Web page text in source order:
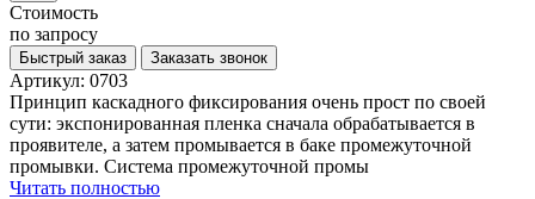
Стоимость
по запросу
Быстрый заказ Заказать звонок
Артикул: 0703
Принцип каскадного фиксирования очень прост по своей
сути: экспонированная пленка сначала обрабатывается в
проявителе, а затем промывается в баке промежуточной
промывки. Система промежуточной промы
Читать полностью